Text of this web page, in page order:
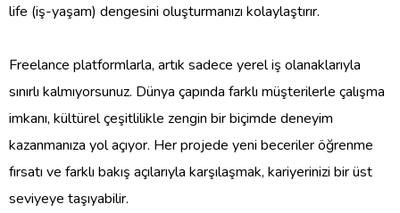
life (iş-yaşam) dengesini oluşturmanızı kolaylaştırır.
Freelance platformlarla, artık sadece yerel iş olanaklarıyla
sınırlı kalmıyorsunuz. Dünya çapında farklı müşterilerle çalışma
imkanı, kültürel çeşitlilikle zengin bir biçimde deneyim
kazanmanıza yol açıyor. Her projede yeni beceriler öğrenme
fırsatı ve farklı bakış açılarıyla karşılaşmak, kariyerinizi bir üst
seviyeye taşıyabilir.